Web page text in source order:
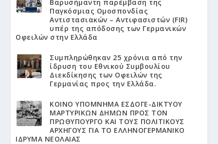
Βαρυσήμαντη παρέμβαση της
Παγκόσμιας Ομοσπονδίας
Αντιστασιακών – Αντιφασιστών (FIR)
υπέρ της απόδοσης των Γερμανικών
Οφειλών στην Ελλάδα
Συμπληρώθηκαν 25 χρόνια από την
ίδρυση του Εθνικού Συμβουλίου
Διεκδίκησης των Οφειλών της
Γερμανίας προς την Ελλάδα.
KΟΙΝΟ ΥΠΟΜΝΗΜΑ ΕΣΔΟΓΕ-ΔΙΚΤΥΟΥ
ΜΑΡΤΥΡΙΚΩΝ ΔΗΜΩΝ ΠΡΟΣ ΤΟΝ
ΠΡΩΘΥΠΟΥΡΓΟ ΚΑΙ ΤΟΥΣ ΠΟΛΙΤΙΚΟΥΣ
ΑΡΧΗΓΟΥΣ ΓΙΑ ΤΟ ΕΛΛΗΝΟΓΕΡΜΑΝΙΚΟ
ΙΔΡΥΜΑ ΝΕΟΛΑΙΑΣ